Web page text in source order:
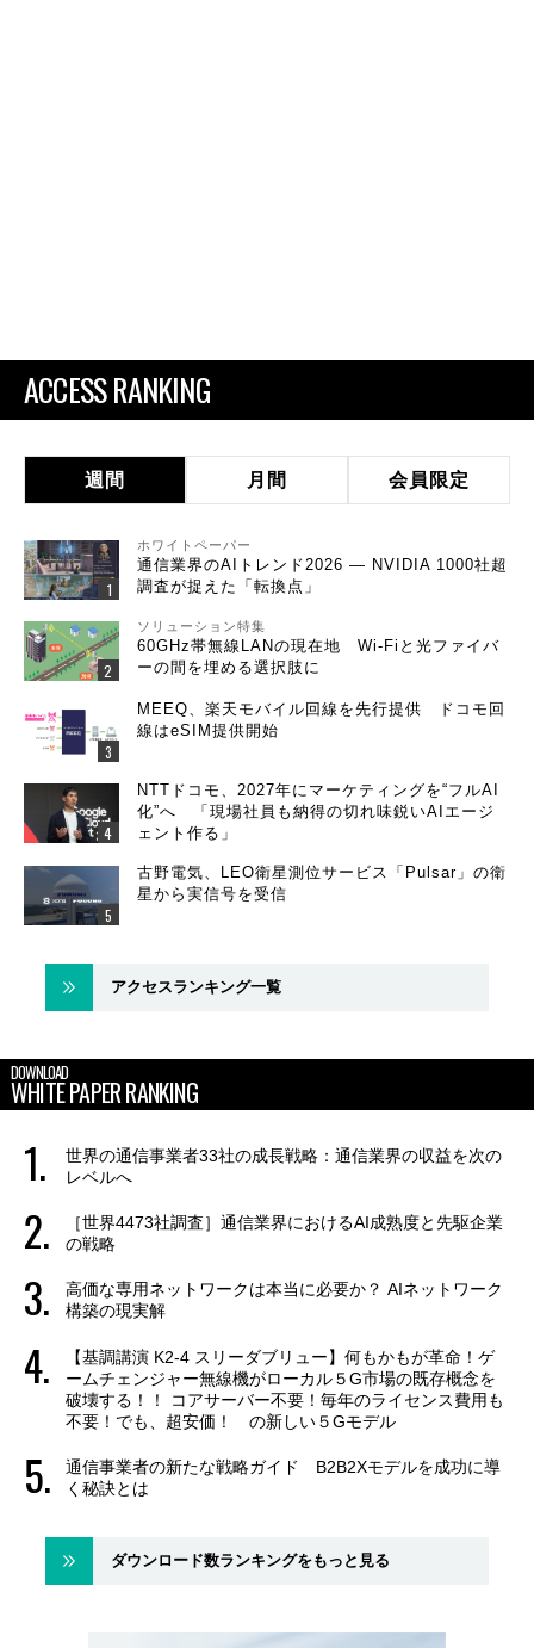
ACCESS RANKING
週間 月間 会員限定
ホワイトペーパー
通信業界のAIトレンド2026 ― NVIDIA 1000社超
調査が捉えた「転換点」
ソリューション特集
60GHz帯無線LANの現在地 Wi-Fiと光ファイバ
ーの間を埋める選択肢に
MEEQ、楽天モバイル回線を先行提供 ドコモ回
線はeSIM提供開始
NTTドコモ、2027年にマーケティングを“フルAI
化”へ 「現場社員も納得の切れ味鋭いAIエージ
ェント作る」
古野電気、LEO衛星測位サービス「Pulsar」の衛
星から実信号を受信
アクセスランキング一覧
DOWNLOAD
WHITE PAPER RANKING
世界の通信事業者33社の成長戦略：通信業界の収益を次の
レベルへ
［世界4473社調査］通信業界におけるAI成熟度と先駆企業
の戦略
高価な専用ネットワークは本当に必要か？ AIネットワーク
構築の現実解
【基調講演 K2-4 スリーダブリュー】何もかもが革命！ゲ
ームチェンジャー無線機がローカル５G市場の既存概念を
破壊する！！ コアサーバー不要！毎年のライセンス費用も
不要！でも、超安価！ の新しい５Gモデル
通信事業者の新たな戦略ガイド B2B2Xモデルを成功に導
く秘訣とは
ダウンロード数ランキングをもっと見る